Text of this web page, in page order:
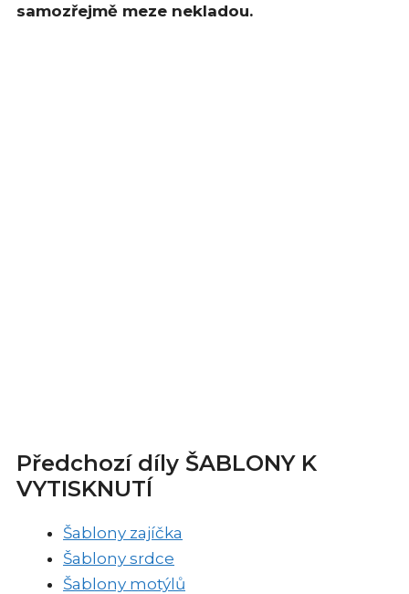
samozřejmě meze nekladou.
Předchozí díly ŠABLONY K
VYTISKNUTÍ
Šablony zajíčka
Šablony srdce
Šablony motýlů